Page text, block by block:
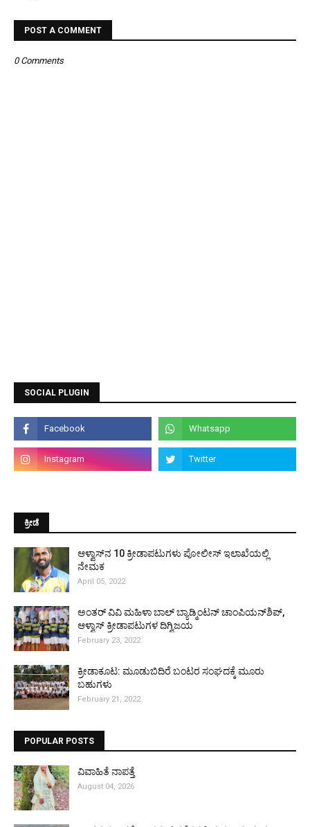
POST A COMMENT
0 Comments
SOCIAL PLUGIN
ಕ್ರೀಡೆ
ಆಳ್ವಾಸ್‌ನ 10 ಕ್ರೀಡಾಪಟುಗಳು ಪೋಲೀಸ್ ಇಲಾಖೆಯಲ್ಲಿ
ನೇಮಕ
April 05, 2022
ಅಂತರ್ ವಿವಿ ಮಹಿಳಾ ಬಾಲ್ ಬ್ಯಾಡ್ಮಿಂಟನ್ ಚಾಂಪಿಯನ್‌ಶಿಪ್,
ಆಳ್ವಾಸ್ ಕ್ರೀಡಾಪಟುಗಳ ದಿಗ್ವಿಜಯ
February 23, 2022
ಕ್ರೀಡಾಕೂಟ: ಮೂಡುಬಿದಿರೆ ಬಂಟರ ಸಂಘದಕ್ಕೆ ಮೂರು
ಬಹುಗಳು
February 21, 2022
POPULAR POSTS
ವಿವಾಹಿತೆ ನಾಪತ್ತೆ
August 04, 2026